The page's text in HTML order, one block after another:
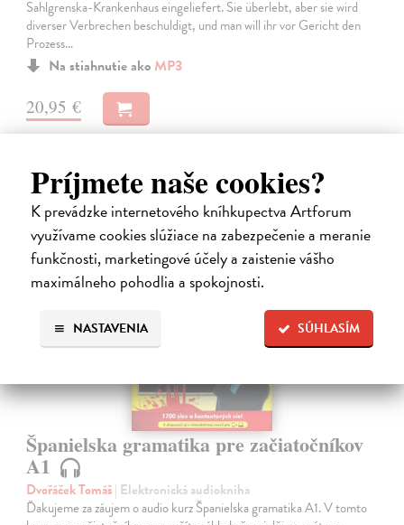
Príjmete naše cookies?
K prevádzke internetového kníhkupectva Artforum
využívame cookies slúžiace na zabezpečenie a meranie
funkčnosti, marketingové účely a zaistenie vášho
maximálneho pohodlia a spokojnosti.
SÚHLASÍM
NASTAVENIA
Sahlgrenska-Krankenhaus eingeliefert. Sie überlebt, aber sie wird
diverser Verbrechen beschuldigt, und man will ihr vor Gericht den
Prozess…
Na stiahnutie ako MP3
20,95 €
E-AUDIO
Španielska gramatika pre začiatočníkov
A1
Dvořáček Tomáš| Elektronická audiokniha
Ďakujeme za záujem o audio kurz Španielska gramatika A1. V tomto